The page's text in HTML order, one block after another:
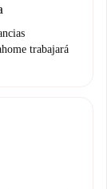
trabajará